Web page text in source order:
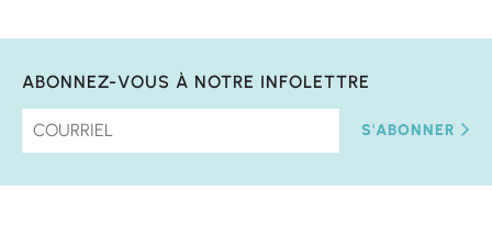
ABONNEZ-VOUS À NOTRE INFOLETTRE
S'ABONNER